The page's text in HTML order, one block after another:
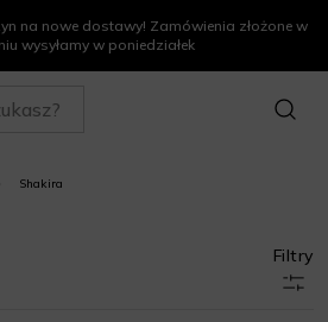
na nowe dostawy! Zamówienia złożone w
wysyłamy w poniedziałek
SZUKAJ
Shakira
Filtry